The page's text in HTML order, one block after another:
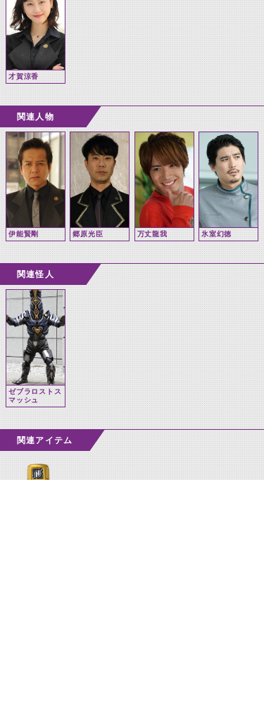
才賀涼香
関連人物
伊能賢剛 郷原光臣 万丈龍我 氷室幻徳
関連怪人
ゼブラロストス
マッシュ
関連アイテム